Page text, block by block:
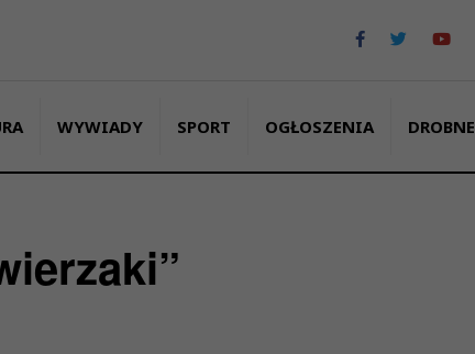
WYWIADY SPORT OGŁOSZENIA DROBNE